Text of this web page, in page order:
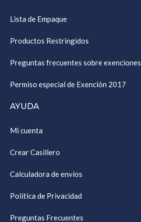
Lista de Empaque
Productos Restringidos
Preguntas frecuentes sobre exenciones
Permiso especial de Exención 2017
AYUDA
Mi cuenta
Crear Casillero
Calculadora de envíos
Política de Privacidad
Preguntas Frecuentes